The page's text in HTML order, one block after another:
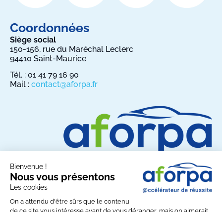
Bienvenue !
Nous vous présentons
Les cookies
On a attendu d'être sûrs que le contenu
de ce site vous intéresse avant de vous déranger, mais on aimerait
Coordonnées
Siège social
150-156, rue du Maréchal Leclerc
94410 Saint-Maurice
Tél. : 01 41 79 16 90
Mail : contact@aforpa.fr
Partagez AFORPA sur les réseaux sociaux :